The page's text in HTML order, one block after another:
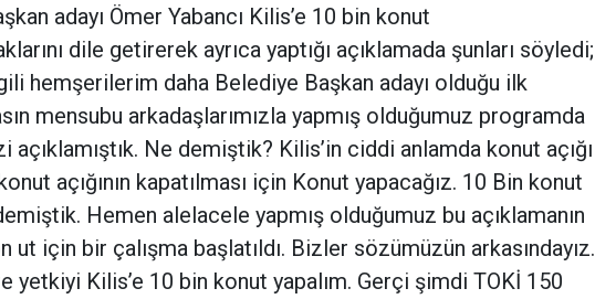
adayı Ömer Yabancı Kilis’e 10 bin konut
dile getirerek ayrıca yaptığı açıklamada şunları söyledi;
hemşerilerim daha Belediye Başkan adayı olduğu ilk
mensubu arkadaşlarımızla yapmış olduğumuz programda
açıklamıştık. Ne demiştik? Kilis’in ciddi anlamda konut açığı
açığının kapatılması için Konut yapacağız. 10 Bin konut
Hemen alelacele yapmış olduğumuz bu açıklamanın
ut için bir çalışma başlatıldı. Bizler sözümüzün arkasındayız.
yetkiyi Kilis’e 10 bin konut yapalım. Gerçi şimdi TOKİ 150